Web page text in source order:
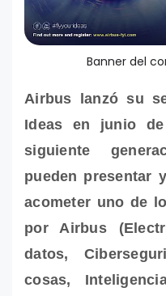
Banner del
Airbus lanzó su
Ideas en junio
siguiente
pueden presentar
acometer uno de
por Airbus
datos,
cosas,